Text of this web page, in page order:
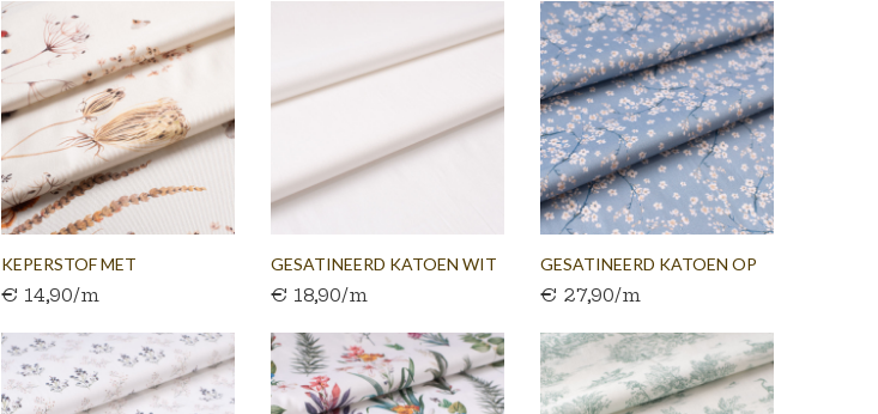
KEPERSTOF MET
HERFSTBLOEMEN...
€ 14,90/m
GESATINEERD KATOEN WIT
OP...
€ 18,90/m
GESATINEERD KATOEN OP
300...
€ 27,90/m